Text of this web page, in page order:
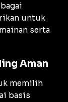
untuk
serta
Aman
memilih
basis